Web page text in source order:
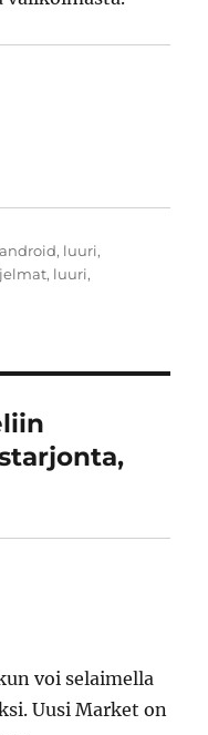
Kategoriat
android, luuri,
, luuri,
voi selaimella
Uusi Market on